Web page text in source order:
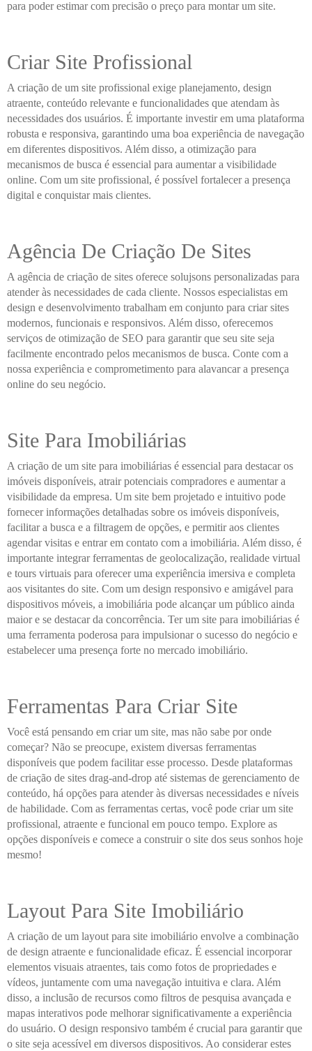
para poder estimar com precisão o preço para montar um site.
Criar Site Profissional
A criação de um site profissional exige planejamento, design
atraente, conteúdo relevante e funcionalidades que atendam às
necessidades dos usuários. É importante investir em uma plataforma
robusta e responsiva, garantindo uma boa experiência de navegação
em diferentes dispositivos. Além disso, a otimização para
mecanismos de busca é essencial para aumentar a visibilidade
online. Com um site profissional, é possível fortalecer a presença
digital e conquistar mais clientes.
Agência De Criação De Sites
A agência de criação de sites oferece solujsons personalizadas para
atender às necessidades de cada cliente. Nossos especialistas em
design e desenvolvimento trabalham em conjunto para criar sites
modernos, funcionais e responsivos. Além disso, oferecemos
serviços de otimização de SEO para garantir que seu site seja
facilmente encontrado pelos mecanismos de busca. Conte com a
nossa experiência e comprometimento para alavancar a presença
online do seu negócio.
Site Para Imobiliárias
A criação de um site para imobiliárias é essencial para destacar os
imóveis disponíveis, atrair potenciais compradores e aumentar a
visibilidade da empresa. Um site bem projetado e intuitivo pode
fornecer informações detalhadas sobre os imóveis disponíveis,
facilitar a busca e a filtragem de opções, e permitir aos clientes
agendar visitas e entrar em contato com a imobiliária. Além disso, é
importante integrar ferramentas de geolocalização, realidade virtual
e tours virtuais para oferecer uma experiência imersiva e completa
aos visitantes do site. Com um design responsivo e amigável para
dispositivos móveis, a imobiliária pode alcançar um público ainda
maior e se destacar da concorrência. Ter um site para imobiliárias é
uma ferramenta poderosa para impulsionar o sucesso do negócio e
estabelecer uma presença forte no mercado imobiliário.
Ferramentas Para Criar Site
Você está pensando em criar um site, mas não sabe por onde
começar? Não se preocupe, existem diversas ferramentas
disponíveis que podem facilitar esse processo. Desde plataformas
de criação de sites drag-and-drop até sistemas de gerenciamento de
conteúdo, há opções para atender às diversas necessidades e níveis
de habilidade. Com as ferramentas certas, você pode criar um site
profissional, atraente e funcional em pouco tempo. Explore as
opções disponíveis e comece a construir o site dos seus sonhos hoje
mesmo!
Layout Para Site Imobiliário
A criação de um layout para site imobiliário envolve a combinação
de design atraente e funcionalidade eficaz. É essencial incorporar
elementos visuais atraentes, tais como fotos de propriedades e
vídeos, juntamente com uma navegação intuitiva e clara. Além
disso, a inclusão de recursos como filtros de pesquisa avançada e
mapas interativos pode melhorar significativamente a experiência
do usuário. O design responsivo também é crucial para garantir que
o site seja acessível em diversos dispositivos. Ao considerar estes